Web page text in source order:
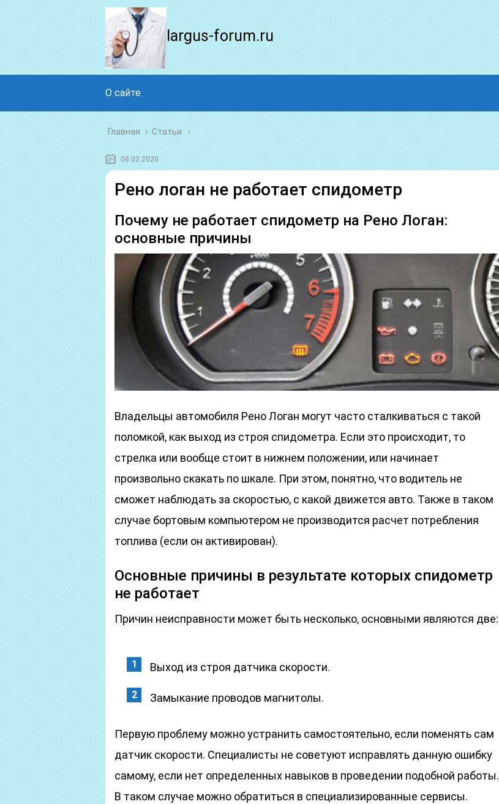
largus-forum.ru
О сайте
Главная › Статьи
08.02.2020
Рено логан не работает спидометр
Почему не работает спидометр на Рено Логан:
основные причины
Владельцы автомобиля Рено Логан могут часто сталкиваться с такой
поломкой, как выход из строя спидометра. Если это происходит, то
стрелка или вообще стоит в нижнем положении, или начинает
произвольно скакать по шкале. При этом, понятно, что водитель не
сможет наблюдать за скоростью, с какой движется авто. Также в таком
случае бортовым компьютером не производится расчет потребления
топлива (если он активирован).
Основные причины в результате которых спидометр
не работает
Причин неисправности может быть несколько, основными являются две:
Выход из строя датчика скорости.
Замыкание проводов магнитолы.
Первую проблему можно устранить самостоятельно, если поменять сам
датчик скорости. Специалисты не советуют исправлять данную ошибку
самому, если нет определенных навыков в проведении подобной работы.
В таком случае можно обратиться в специализированные сервисы.